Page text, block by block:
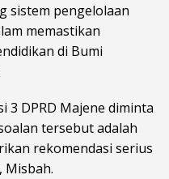
sistem pengelolaan
memastikan
di Bumi
3 DPRD Majene diminta
tersebut adalah
rekomendasi serius
Misbah.